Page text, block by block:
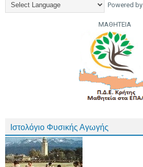
Powered by
ΜΑΘΗΤΕΙΑ
Ιστολόγιο Φυσικής Αγωγής